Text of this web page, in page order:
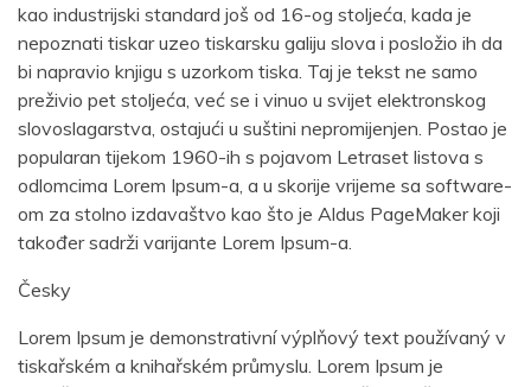
kao industrijski standard još od 16-og stoljeća, kada je
nepoznati tiskar uzeo tiskarsku galiju slova i posložio ih da
bi napravio knjigu s uzorkom tiska. Taj je tekst ne samo
preživio pet stoljeća, već se i vinuo u svijet elektronskog
slovoslagarstva, ostajući u suštini nepromijenjen. Postao je
popularan tijekom 1960-ih s pojavom Letraset listova s
odlomcima Lorem Ipsum-a, a u skorije vrijeme sa software-
om za stolno izdavaštvo kao što je Aldus PageMaker koji
također sadrži varijante Lorem Ipsum-a.
Česky
Lorem Ipsum je demonstrativní výplňový text používaný v
tiskařském a knihařském průmyslu. Lorem Ipsum je